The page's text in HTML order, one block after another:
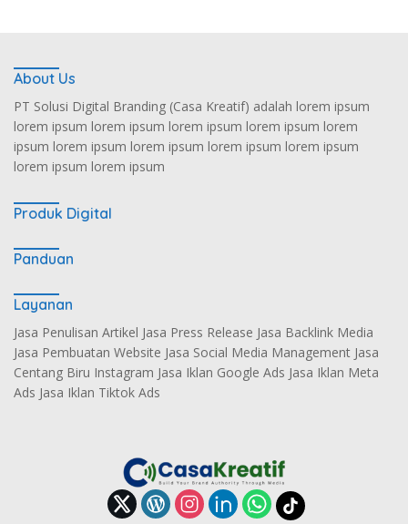
About Us
PT Solusi Digital Branding (Casa Kreatif) adalah lorem ipsum
lorem ipsum lorem ipsum lorem ipsum lorem ipsum lorem
ipsum lorem ipsum lorem ipsum lorem ipsum lorem ipsum
lorem ipsum lorem ipsum
Produk Digital
Panduan
Layanan
Jasa Penulisan Artikel Jasa Press Release Jasa Backlink Media
Jasa Pembuatan Website Jasa Social Media Management Jasa
Centang Biru Instagram Jasa Iklan Google Ads Jasa Iklan Meta
Ads Jasa Iklan Tiktok Ads